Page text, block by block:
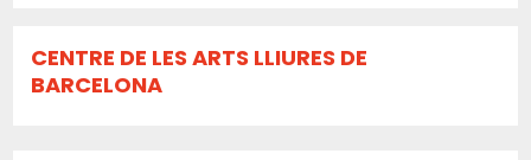
CENTRE DE LES ARTS LLIURES DE
BARCELONA